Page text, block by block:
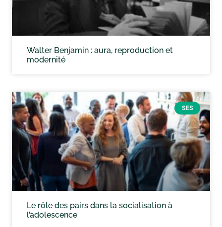
Walter Benjamin : aura, reproduction et
modernité
SES
Le rôle des pairs dans la socialisation à
l’adolescence